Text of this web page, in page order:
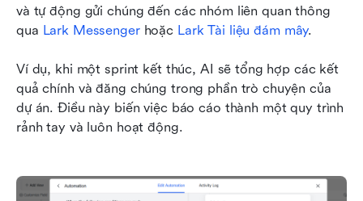
và tự động gửi chúng đến các nhóm liên quan thông
qua Lark Messenger hoặc Lark Tài liệu đám mây.
Ví dụ, khi một sprint kết thúc, AI sẽ tổng hợp các kết
quả chính và đăng chúng trong phần trò chuyện của
dự án. Điều này biến việc báo cáo thành một quy trình
rảnh tay và luôn hoạt động.